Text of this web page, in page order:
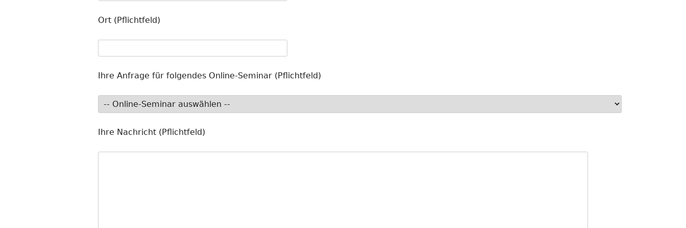
Ort (Pflichtfeld)
Ihre Anfrage für folgendes Online-Seminar (Pflichtfeld)
Ihre Nachricht (Pflichtfeld)